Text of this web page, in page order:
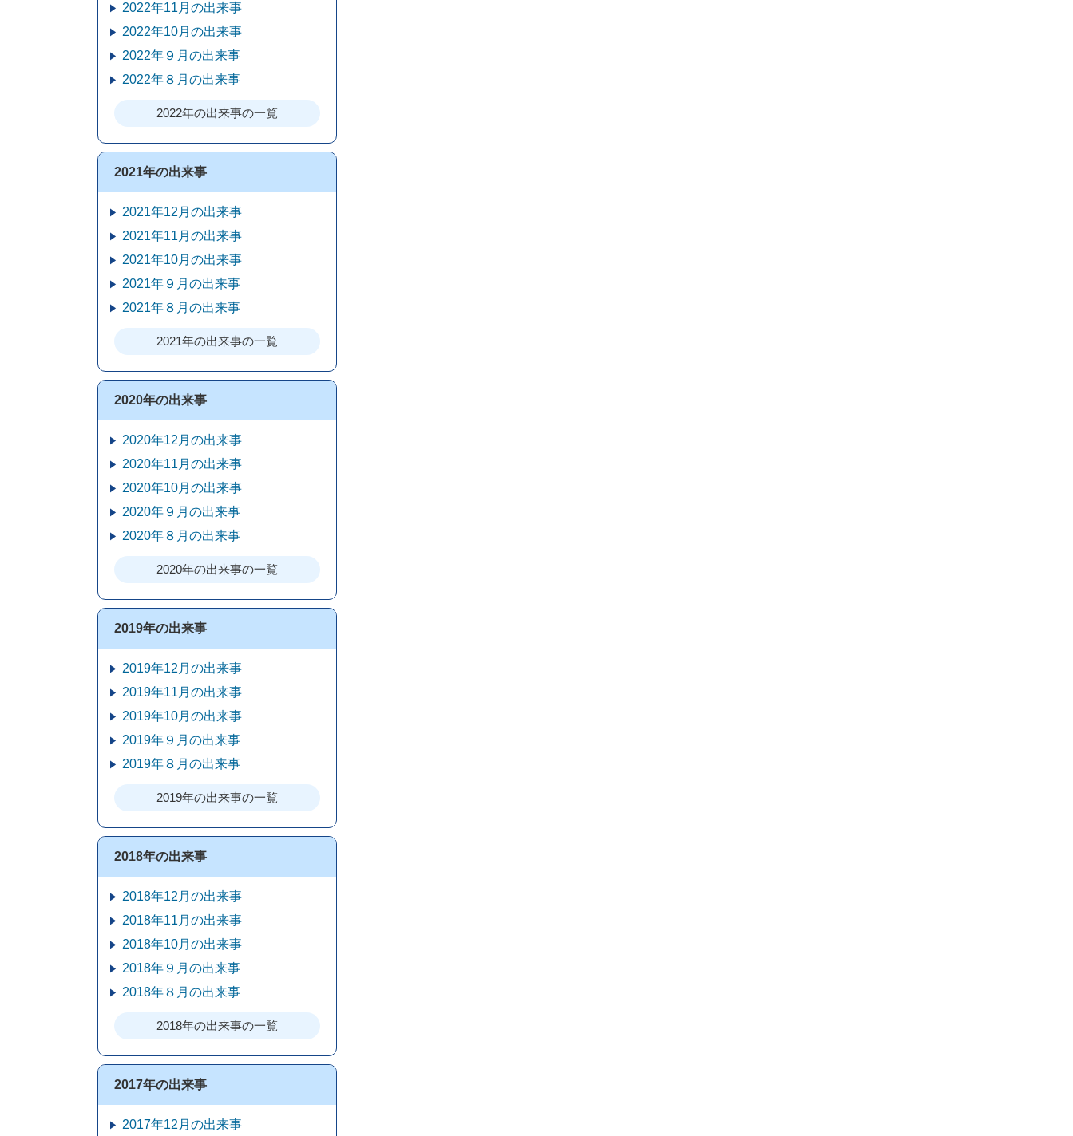
2022年11月の出来事
2022年10月の出来事
2022年９月の出来事
2022年８月の出来事
2022年の出来事の一覧
2021年の出来事
2021年12月の出来事
2021年11月の出来事
2021年10月の出来事
2021年９月の出来事
2021年８月の出来事
2021年の出来事の一覧
2020年の出来事
2020年12月の出来事
2020年11月の出来事
2020年10月の出来事
2020年９月の出来事
2020年８月の出来事
2020年の出来事の一覧
2019年の出来事
2019年12月の出来事
2019年11月の出来事
2019年10月の出来事
2019年９月の出来事
2019年８月の出来事
2019年の出来事の一覧
2018年の出来事
2018年12月の出来事
2018年11月の出来事
2018年10月の出来事
2018年９月の出来事
2018年８月の出来事
2018年の出来事の一覧
2017年の出来事
2017年12月の出来事